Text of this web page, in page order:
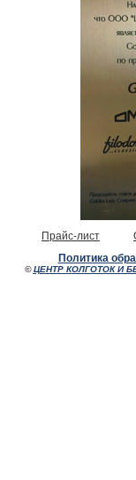
Прайс-лист
Политика
©ЦЕНТР КОЛГОТОК И